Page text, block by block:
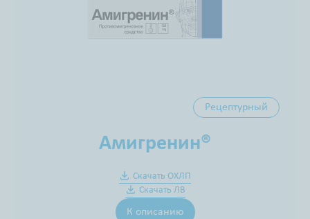
Рецептурный
Амигренин®
Скачать ОХЛП
Скачать ЛВ
К описанию